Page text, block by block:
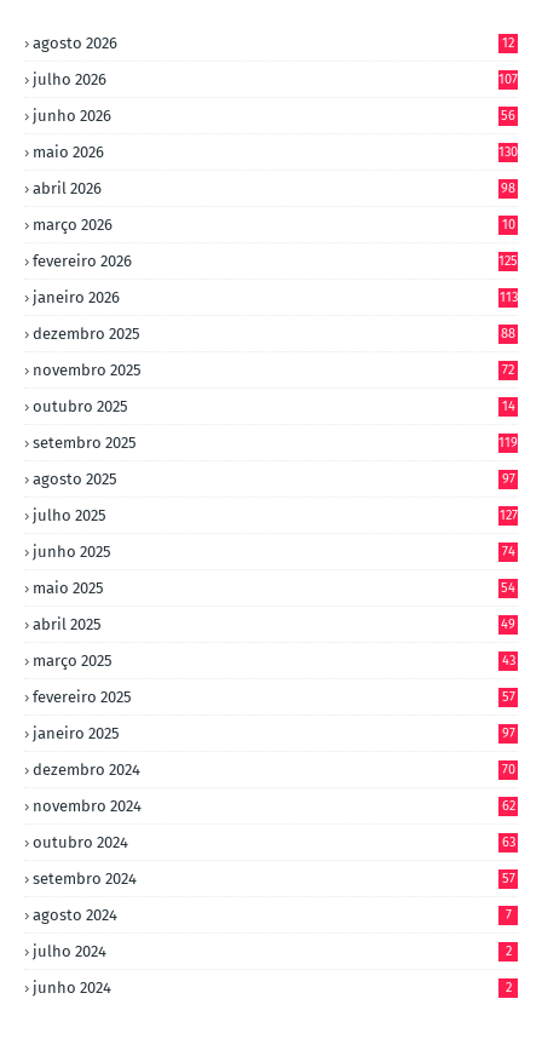
agosto 2026 12
julho 2026 107
junho 2026 56
maio 2026 130
abril 2026 98
março 2026
10
fevereiro 2026 125
janeiro 2026 113
dezembro 2025 88
novembro 2025 72
outubro 2025
14
setembro 2025 119
agosto 2025 97
julho 2025 127
junho 2025 74
maio 2025 54
abril 2025 49
março 2025 43
fevereiro 2025 57
janeiro 2025 97
dezembro 2024 70
novembro 2024 62
outubro 2024 63
setembro 2024 57
agosto 2024 7
julho 2024 2
junho 2024 2